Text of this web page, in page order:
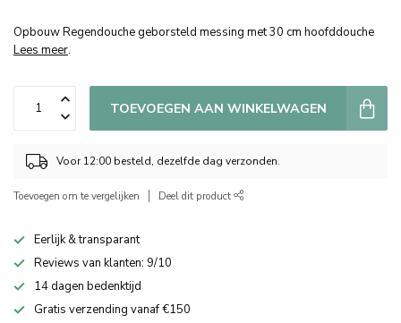
Opbouw Regendouche geborsteld messing met 30 cm hoofddouche
Lees meer.
TOEVOEGEN AAN WINKELWAGEN
Voor 12:00 besteld, dezelfde dag verzonden.
Toevoegen om te vergelijken Deel dit product
Eerlijk & transparant
Reviews van klanten: 9/10
14 dagen bedenktijd
Gratis verzending vanaf €150